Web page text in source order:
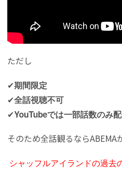
ただし
✔期間限定
✔全話視聴不可
✔YouTubeでは一部話数のみ
そのため全話観るならABEMA
シャッフルアイランドの過去